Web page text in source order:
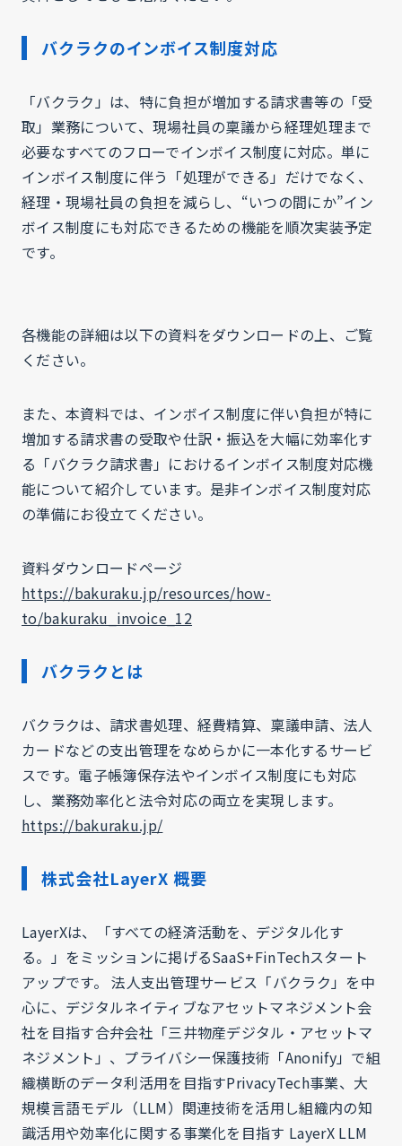
バクラクのインボイス制度対応
「バクラク」は、特に負担が増加する請求書等の「受
取」業務について、現場社員の稟議から経理処理まで
必要なすべてのフローでインボイス制度に対応。単に
インボイス制度に伴う「処理ができる」だけでなく、
経理・現場社員の負担を減らし、“いつの間にか”イン
ボイス制度にも対応できるための機能を順次実装予定
です。
各機能の詳細は以下の資料をダウンロードの上、ご覧
ください。
また、本資料では、インボイス制度に伴い負担が特に
増加する請求書の受取や仕訳・振込を大幅に効率化す
る「バクラク請求書」におけるインボイス制度対応機
能について紹介しています。是非インボイス制度対応
の準備にお役立てください。
資料ダウンロードページ
https://bakuraku.jp/resources/how-
to/bakuraku_invoice_12
バクラクとは
バクラクは、請求書処理、経費精算、稟議申請、法人
カードなどの支出管理をなめらかに一本化するサービ
スです。電子帳簿保存法やインボイス制度にも対応
し、業務効率化と法令対応の両立を実現します。
https://bakuraku.jp/
株式会社LayerX 概要
LayerXは、「すべての経済活動を、デジタル化す
る。」をミッションに掲げるSaaS+FinTechスタート
アップです。 法人支出管理サービス「バクラク」を中
心に、デジタルネイティブなアセットマネジメント会
社を目指す合弁会社「三井物産デジタル・アセットマ
ネジメント」、プライバシー保護技術「Anonify」で組
織横断のデータ利活用を目指すPrivacyTech事業、大
規模言語モデル（LLM）関連技術を活用し組織内の知
識活用や効率化に関する事業化を目指す LayerX LLM